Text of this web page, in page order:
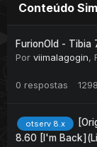
Conteúdo
FurionOld - Tibia
Por viimalagogin,
0 respostas 1298
otserv 8.x
8.60 [I'm